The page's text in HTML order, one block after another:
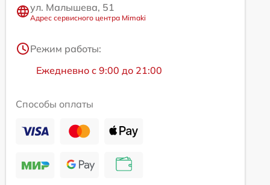
ул. Малышева, 51
Адрес сервисного центра Mimaki
Режим работы:
Ежедневно с 9:00 до 21:00
Способы оплаты